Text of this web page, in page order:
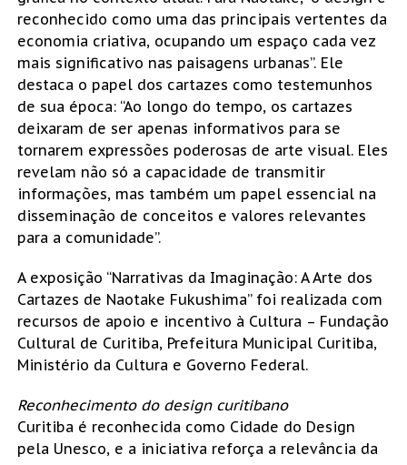
reconhecido como uma das principais vertentes da
economia criativa, ocupando um espaço cada vez
mais significativo nas paisagens urbanas”. Ele
destaca o papel dos cartazes como testemunhos
de sua época: “Ao longo do tempo, os cartazes
deixaram de ser apenas informativos para se
tornarem expressões poderosas de arte visual. Eles
revelam não só a capacidade de transmitir
informações, mas também um papel essencial na
disseminação de conceitos e valores relevantes
para a comunidade”.
A exposição “Narrativas da Imaginação: A Arte dos
Cartazes de Naotake Fukushima” foi realizada com
recursos de apoio e incentivo à Cultura – Fundação
Cultural de Curitiba, Prefeitura Municipal Curitiba,
Ministério da Cultura e Governo Federal.
Reconhecimento do design curitibano
Curitiba é reconhecida como Cidade do Design
pela Unesco, e a iniciativa reforça a relevância da